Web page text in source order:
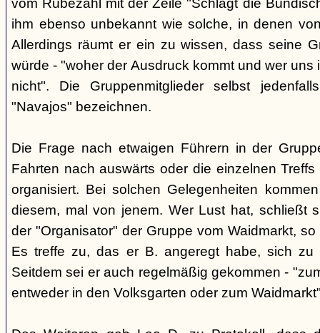
vom Rübezahl mit der Zeile "Schlagt die
ihm ebenso unbekannt wie solche, in denen
Allerdings räumt er ein zu wissen, dass seine
würde - "woher der Ausdruck kommt und wer
nicht". Die Gruppenmitglieder selbst
"Navajos" bezeichnen.
Die Frage nach etwaigen Führern in der
Fahrten nach auswärts oder die einzelnen
organisiert. Bei solchen Gelegenheiten
diesem, mal von jenem. Wer Lust hat, schließt
der "Organisator" der Gruppe vom Waidmarkt,
Es treffe zu, das er B. angeregt habe, sich zu
Seitdem sei er auch regelmäßig gekommen -
entweder in den Volksgarten oder zum